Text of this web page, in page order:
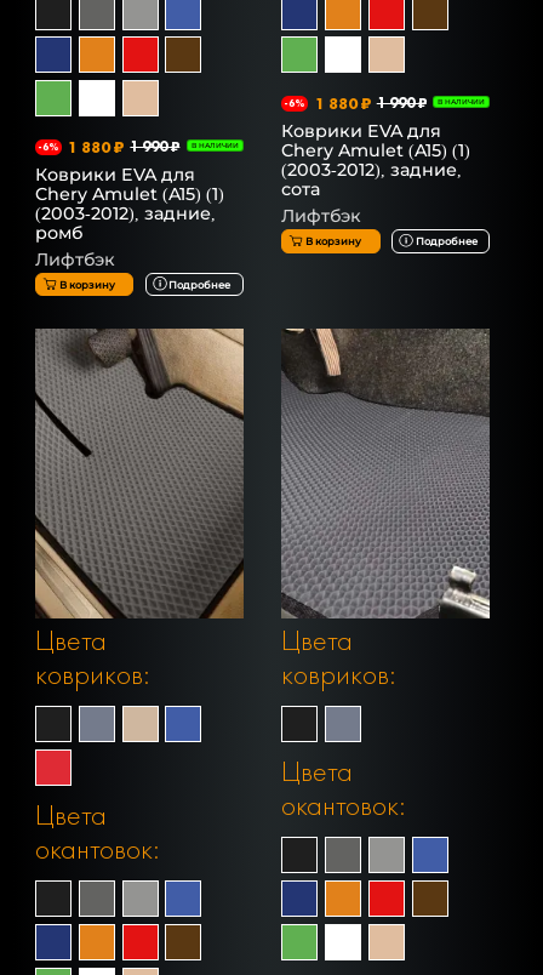
-6% 1 880 ₽ 1 990 ₽ В НАЛИЧИИ
Коврики EVA для
Chery Amulet (A15) (1)
(2003-2012), задние,
ромб
Лифтбэк
В корзину Подробнее
-6% 1 880 ₽ 1 990 ₽ В НАЛИЧИИ
Коврики EVA для
Chery Amulet (A15) (1)
(2003-2012), задние,
сота
Лифтбэк
В корзину Подробнее
Цвета
ковриков:
Цвета
окантовок:
Цвета
ковриков:
Цвета
окантовок: